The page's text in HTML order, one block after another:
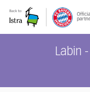
note:
Labin